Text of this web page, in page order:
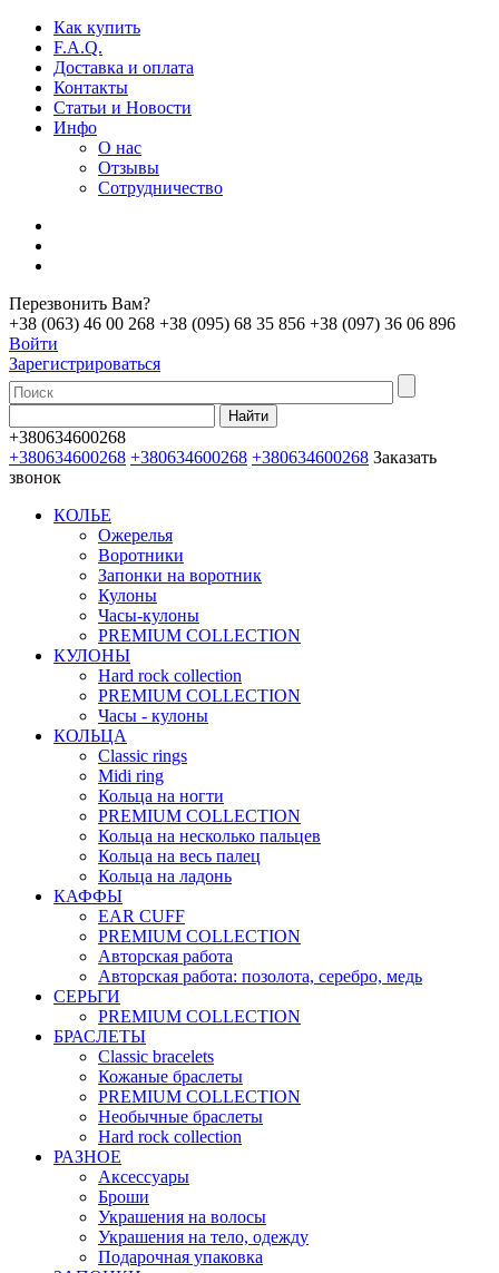
Как купить
F.A.Q.
Доставка и оплата
Контакты
Статьи и Новости
Инфо
О нас
Отзывы
Сотрудничество
Перезвонить Вам?
+38 (063) 46 00 268 +38 (095) 68 35 856 +38 (097) 36 06 896
Войти
Зарегистрироваться
+380634600268
+380634600268 +380634600268 +380634600268 Заказать
звонок
КОЛЬЕ
Ожерелья
Воротники
Запонки на воротник
Кулоны
Часы-кулоны
PREMIUM COLLECTION
КУЛОНЫ
Hard rock collection
PREMIUM COLLECTION
Часы - кулоны
КОЛЬЦА
Classic rings
Midi ring
Кольца на ногти
PREMIUM COLLECTION
Кольца на несколько пальцев
Кольца на весь палец
Кольца на ладонь
КАФФЫ
EAR CUFF
PREMIUM COLLECTION
Авторская работа
Авторская работа: позолота, серебро, медь
СЕРЬГИ
PREMIUM COLLECTION
БРАСЛЕТЫ
Classic bracelets
Кожаные браслеты
PREMIUM COLLECTION
Необычные браслеты
Hard rock collection
РАЗНОЕ
Аксессуары
Броши
Украшения на волосы
Украшения на тело, одежду
Подарочная упаковка